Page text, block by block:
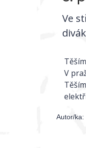
Ve
V
Autor/ka: